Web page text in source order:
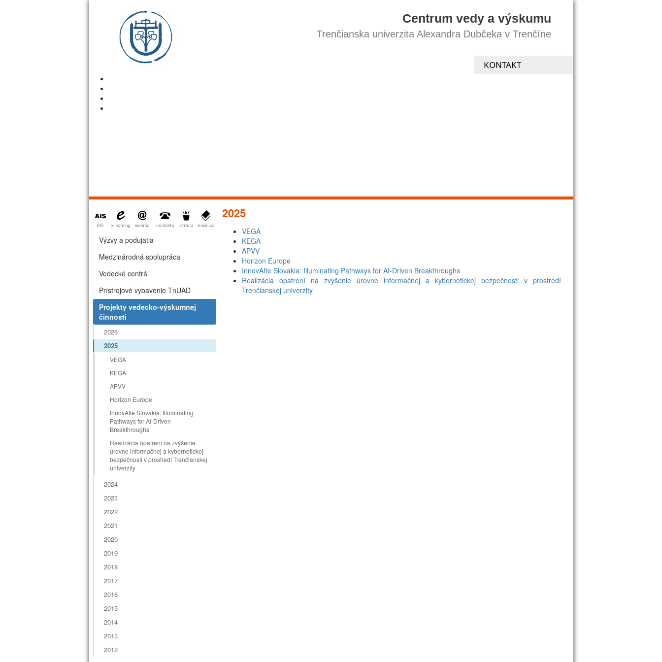
Centrum vedy a výskumu
Trenčianska univerzita Alexandra Dubčeka v Trenčíne
KONTAKT
2025
VEGA
KEGA
APVV
Horizon Europe
InnovAIte Slovakia: Illuminating Pathways for AI-Driven Breakthroughs
Realizácia opatrení na zvýšenie úrovne informačnej a kybernetickej bezpečnosti v prostredí
Trenčianskej univerzity
Výzvy a podujatia
Medzinárodná spolupráca
Vedecké centrá
Prístrojové vybavenie TnUAD
Projekty vedecko-výskumnej
činnosti
2026
2025
VEGA
KEGA
APVV
Horizon Europe
InnovAIte Slovakia: Illuminating
Pathways for AI-Driven
Breakthroughs
Realizácia opatrení na zvýšenie
úrovne informačnej a kybernetickej
bezpečnosti v prostredí Trenčianskej
univerzity
2024
2023
2022
2021
2020
2019
2018
2017
2016
2015
2014
2013
2012